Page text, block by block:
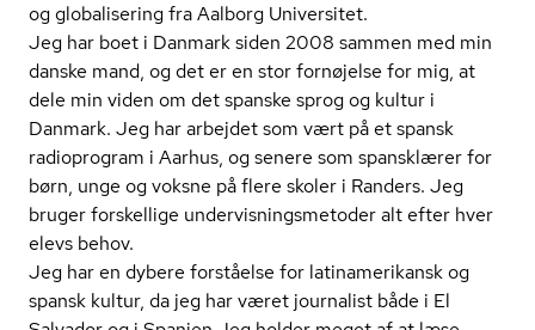
og globalisering fra Aalborg Universitet.
Jeg har boet i Danmark siden 2008 sammen med min
danske mand, og det er en stor fornøjelse for mig, at
dele min viden om det spanske sprog og kultur i
Danmark. Jeg har arbejdet som vært på et spansk
radioprogram i Aarhus, og senere som spansklærer for
børn, unge og voksne på flere skoler i Randers. Jeg
bruger forskellige un­der­vis­nings­me­to­der alt efter hver
elevs behov.
Jeg har en dybere forståelse for lat­i­na­me­ri­kansk og
spansk kultur, da jeg har været journalist både i El